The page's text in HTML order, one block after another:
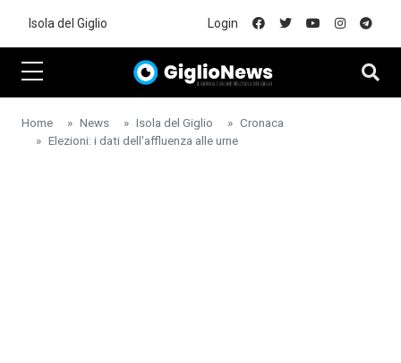
Isola del Giglio Login
Home News Isola del Giglio
Cronaca
Elezioni: i dati dell'affluenza alle urne